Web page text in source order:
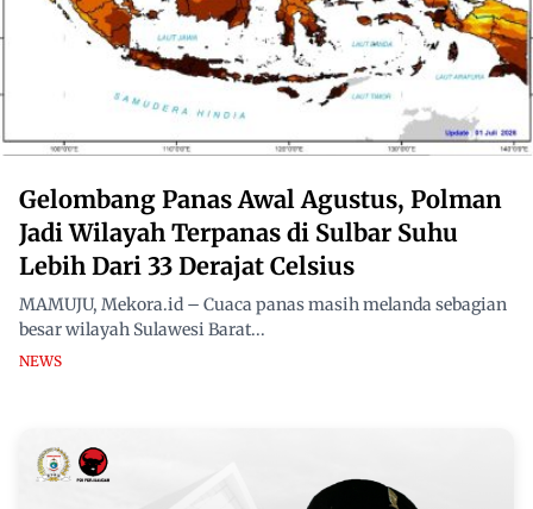
Gelombang Panas Awal Agustus, Polman
Jadi Wilayah Terpanas di Sulbar Suhu
Lebih Dari 33 Derajat Celsius
MAMUJU, Mekora.id – Cuaca panas masih melanda sebagian
besar wilayah Sulawesi Barat...
NEWS